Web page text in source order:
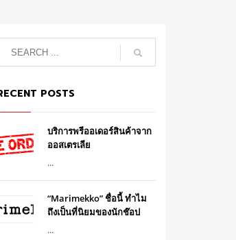
POSTS
บริการพรีออเดอร์สินค้าจาก
ออสเตรเลีย
...
“Marimekko” ชื่อนี้ ทำไม
ถึงเป็นที่นิยมของนักช๊อป
...